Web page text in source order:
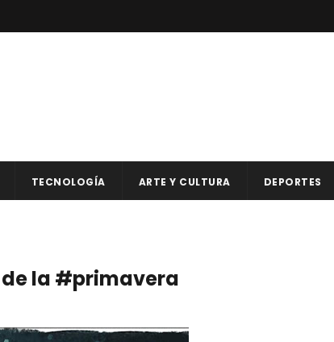
TECNOLOGÍA ARTE Y CULTURA DEPORTES
la #primavera